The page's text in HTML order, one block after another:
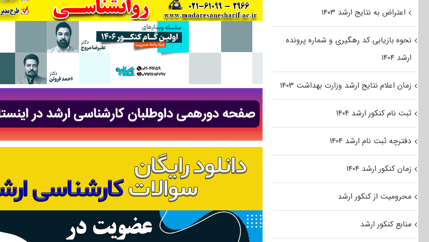
اعتراض به نتایج ارشد ۱۴۰۳
نحوه بازیابی کد رهگیری و شماره پرونده
ارشد ۱۴۰۴
زمان اعلام نتایج ارشد وزارت بهداشت ۱۴۰۳
ثبت نام کنکور ارشد ۱۴۰۴
دفترچه ثبت نام ارشد ۱۴۰۴
زمان کنکور ارشد ۱۴۰۴
محرومیت از کنکور ارشد
منابع کنکور ارشد